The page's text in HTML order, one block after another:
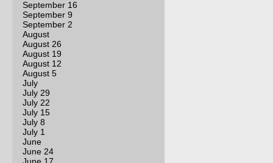
September 16
September 9
September 2
August
August 26
August 19
August 12
August 5
July
July 29
July 22
July 15
July 8
July 1
June
June 24